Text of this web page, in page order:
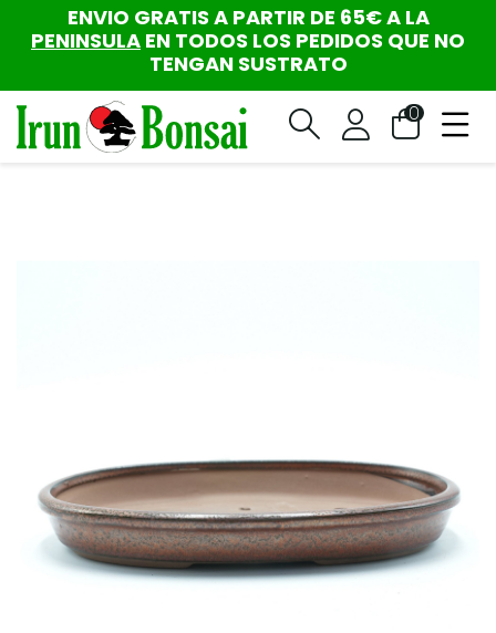
ENVIO GRATIS A PARTIR DE 65€ A LA
PENINSULA EN TODOS LOS PEDIDOS QUE NO
TENGAN SUSTRATO
0